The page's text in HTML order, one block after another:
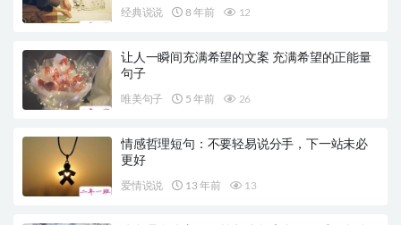
经典说说 8 年前 12
让人一瞬间充满希望的文案 充满希望的正能量
句子
唯美句子 5 年前 26
情感哲理短句：不要轻易说分手，下一站未必
更好
爱情说说 13 年前 13